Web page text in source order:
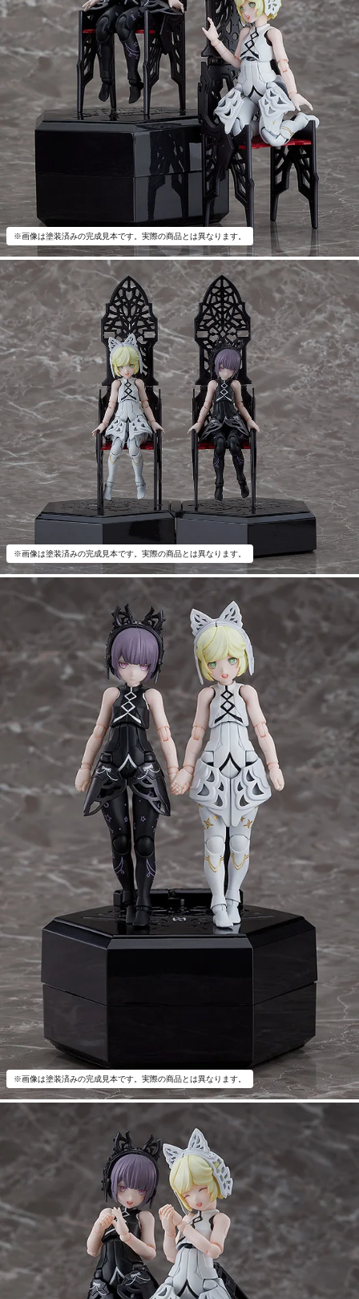
※画像は塗装済みの完成見本です。実際の商品とは異なります。
※画像は塗装済みの完成見本です。実際の商品とは異なります。
※画像は塗装済みの完成見本です。実際の商品とは異なります。